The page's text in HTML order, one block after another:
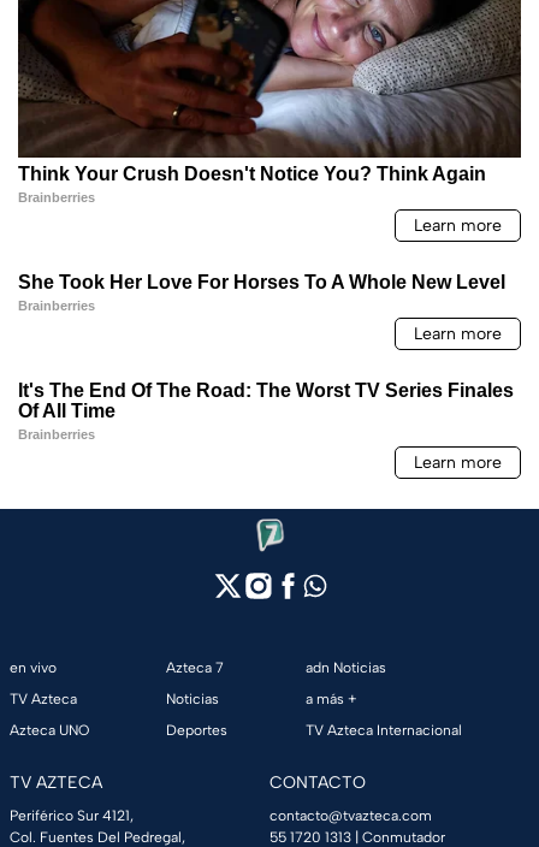
en vivo
TV Azteca
Azteca UNO
Azteca 7
Noticias
Deportes
adn Noticias
a más +
TV Azteca Internacional
TV AZTECA
Periférico Sur 4121,
Col. Fuentes Del Pedregal,
CONTACTO
contacto@tvazteca.com
55 1720 1313 | Conmutador